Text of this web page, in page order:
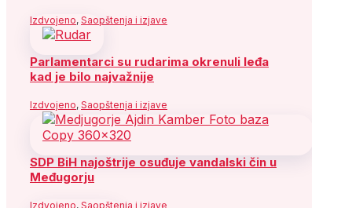
Izdvojeno, Saopštenja i izjave
Parlamentarci su rudarima okrenuli leđa
kad je bilo najvažnije
Izdvojeno, Saopštenja i izjave
SDP BiH najoštrije osuđuje vandalski čin u
Međugorju
Izdvojeno, Saopštenja i izjave